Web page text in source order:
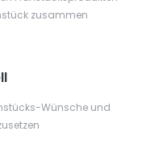
zusammen
Wünsche und